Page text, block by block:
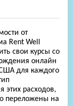
от
Rent Well
свои курсы со
онлайн
США для каждого
этих расходов,
переложены на